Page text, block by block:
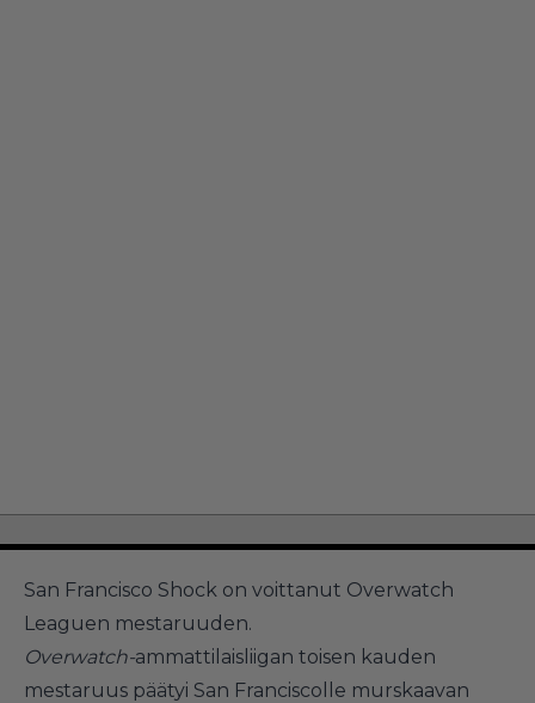
San Francisco Shock on voittanut Overwatch
Leaguen mestaruuden.
Overwatch-ammattilaisliigan toisen kauden
mestaruus päätyi San Franciscolle murskaavan